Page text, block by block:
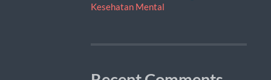
Kesehatan Mental